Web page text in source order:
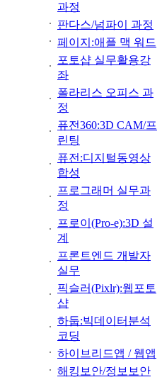
과정
판다스/넘파이 과정
페이지:애플 맥 워드
포토샵 실무활용강
좌
폴라리스 오피스 과
정
퓨전360:3D CAM/프
린팅
퓨전:디지털동영상
합성
프로그래머 실무과
정
프로이(Pro-e):3D 설
계
프론트엔드 개발자
실무
픽슬러(Pixlr):웹포토
샵
하둡:빅데이터분석
코딩
하이브리드앱 / 웹앱
해킹보안/정보보안